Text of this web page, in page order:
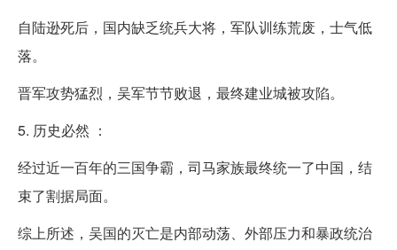
自陆逊死后，国内缺乏统兵大将，军队训练荒废，士气低
落。
晋军攻势猛烈，吴军节节败退，最终建业城被攻陷。
5. 历史必然 ：
经过近一百年的三国争霸，司马家族最终统一了中国，结
束了割据局面。
综上所述，吴国的灭亡是内部动荡、外部压力和暴政统治